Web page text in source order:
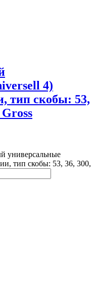
4)
тип скобы: 53,
универсальные
тип скобы: 53, 36, 300,